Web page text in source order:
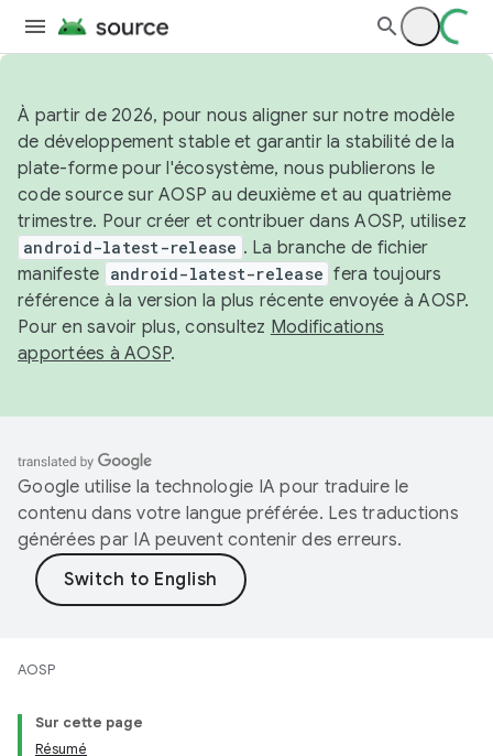
À partir de 2026, pour nous aligner sur notre modèle
de développement stable et garantir la stabilité de la
plate-forme pour l'écosystème, nous publierons le
code source sur AOSP au deuxième et au quatrième
trimestre. Pour créer et contribuer dans AOSP, utilisez
android-latest-release . La branche de fichier
manifeste android-latest-release fera toujours
référence à la version la plus récente envoyée à AOSP.
Pour en savoir plus, consultez Modifications
apportées à AOSP.
Google utilise la technologie IA pour traduire le
contenu dans votre langue préférée. Les traductions
générées par IA peuvent contenir des erreurs.
AOSP
Sur cette page
Résumé